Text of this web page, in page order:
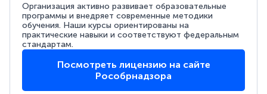
Организация активно развивает образовательные
программы и внедряет современные методики
обучения. Наши курсы ориентированы на
практические навыки и соответствуют федеральным
стандартам.
Посмотреть лицензию на сайте
Рособрнадзора